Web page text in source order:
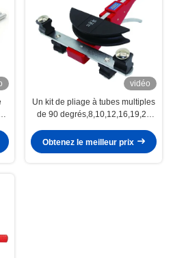
vidéo
Un kit de pliage à tubes multiples
de 90 degrés,8,10,12,16,19,22
3/4'', 7/8" alliage d'aluminium
Obtenez le meilleur prix